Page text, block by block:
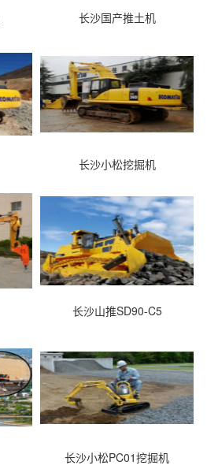
长沙国产推土机
长沙小松挖掘机
长沙山推SD90-C5
长沙小松PC01挖掘机